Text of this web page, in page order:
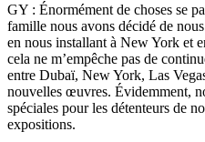
GY : Énormément de choses se
famille nous avons décidé de
en nous installant à New York et
cela ne m’empêche pas de
entre Dubaï, New York, Las
nouvelles œuvres. Évidemment,
spéciales pour les détenteurs de
expositions.